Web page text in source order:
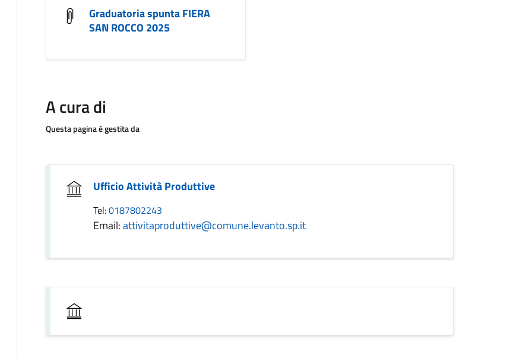
Graduatoria spunta FIERA
SAN ROCCO 2025
A cura di
Questa pagina è gestita da
Ufficio Attività Produttive
Tel:0187802243
Email:attivitaproduttive@comune.levanto.sp.it